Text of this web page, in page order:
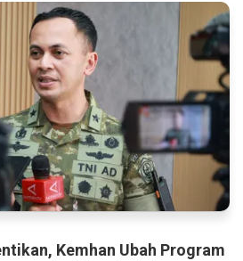
Kemhan Ubah Program